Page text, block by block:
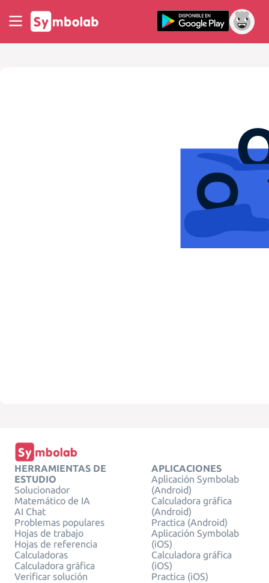
HERRAMIENTAS DE
ESTUDIO
Solucionador
Matemático de IA
AI Chat
Problemas populares
Hojas de trabajo
Hojas de referencia
Calculadoras
Calculadora gráfica
Verificar solución
APLICACIONES
Aplicación Symbolab
(Android)
Calculadora gráfica
(Android)
Practica (Android)
Aplicación Symbolab
(iOS)
Calculadora gráfica
(iOS)
Practica (iOS)